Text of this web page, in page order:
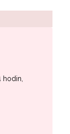
hodin,